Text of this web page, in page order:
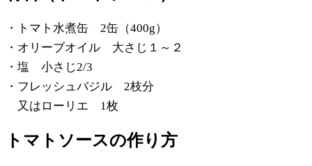
・トマト水煮缶 2缶（400g）
・オリーブオイル 大さじ１～２
・塩 小さじ2/3
・フレッシュバジル 2枝分
又はローリエ 1枚
トマトソースの作り方